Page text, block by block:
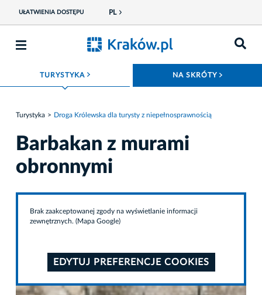
UŁATWIENIA DOSTĘPU PL
TURYSTYKA ROZWIŃ MENU NA SKRÓTY
Turystyka Droga Królewska dla turysty z niepełnosprawnością
Barbakan z murami
obronnymi
Brak zaakceptowanej zgody na wyświetlanie informacji
zewnętrznych. (Mapa Google)
EDYTUJ PREFERENCJE COOKIES